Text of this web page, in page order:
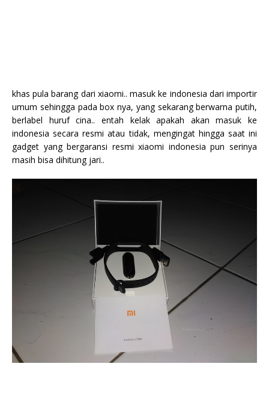
khas pula barang dari xiaomi.. masuk ke indonesia dari importir
umum sehingga pada box nya, yang sekarang berwarna putih,
berlabel huruf cina.. entah kelak apakah akan masuk ke
indonesia secara resmi atau tidak, mengingat hingga saat ini
gadget yang bergaransi resmi xiaomi indonesia pun serinya
masih bisa dihitung jari..